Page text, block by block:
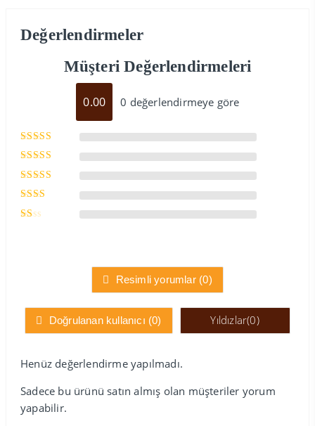
Değerlendirmeler
Müşteri Değerlendirmeleri
0.00 0 değerlendirmeye göre
5 üzerinden
oy aldı
5
üzerinden
4oy aldı
5
üzerinden
3
aldı
5
üzerinden
Resimli yorumlar (0)
Doğrulanan kullanıcı (0) Yıldızlar(0)
Henüz değerlendirme yapılmadı.
Sadece bu ürünü satın almış olan müşteriler yorum
yapabilir.